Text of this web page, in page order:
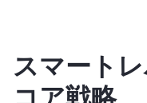
スマート